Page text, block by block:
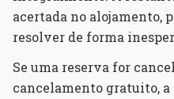
acertada no alojamento,
resolver de forma
Se uma reserva for
cancelamento gratuito,